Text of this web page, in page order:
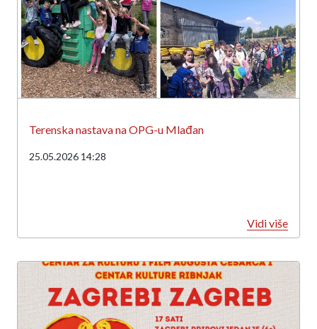
Terenska nastava na OPG-u Mlađan
25.05.2026 14:28
Vidi više